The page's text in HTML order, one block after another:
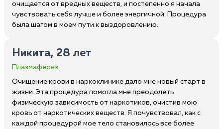
очищается от вредных веществ, и постепенно я начала
чувствовать себя лучше и более энергичной. Процедура
была шагом в моем пути к выздоровлению.
Никита, 28 лет
Плазмаферез
Очищение крови в наркоклинике дало мне новый старт в
жизни. Эта процедура помогла мне преодолеть
физическую зависимость от наркотиков, очистив мою
кровь от наркотических веществ. Я почувствовал, как с
каждой процедурой мое тело становилось все более